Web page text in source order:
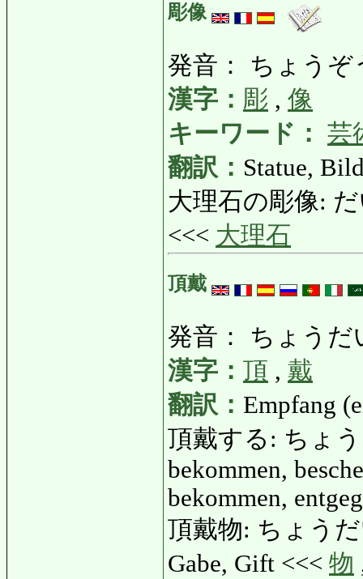
彫像
発音： ちょうぞ
漢字： 彫 , 像
キーワード： 芸
翻訳： Statue,
大理石の彫像:
<<< 大理石
頂戴
発音： ちょうだ
漢字： 頂 , 戴
翻訳： Empfang
頂戴する: ちょう
bekommen,
bekommen,
頂戴物: ちょうだ
Gabe, Gift <<< 物